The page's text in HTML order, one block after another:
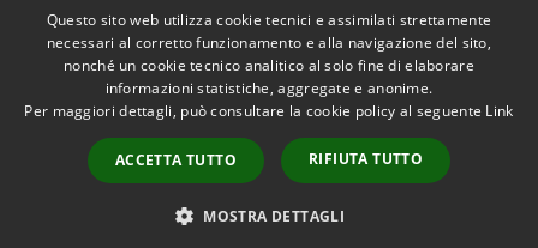
RSS
Accessibility
Copyright © 2026 • Comune
Monte Sant'Angelo • Powered
byMunicipium
Admin
access
Questo sito web utilizza cookie tecnici e assimilati strettamente
necessari al corretto funzionamento e alla navigazione del sito,
nonché un cookie tecnico analitico al solo fine di elaborare
informazioni statistiche, aggregate e anonime.
Per maggiori dettagli, può consultare la cookie policy al seguente Link
ACCETTA TUTTO RIFIUTA TUTTO
MOSTRA DETTAGLI